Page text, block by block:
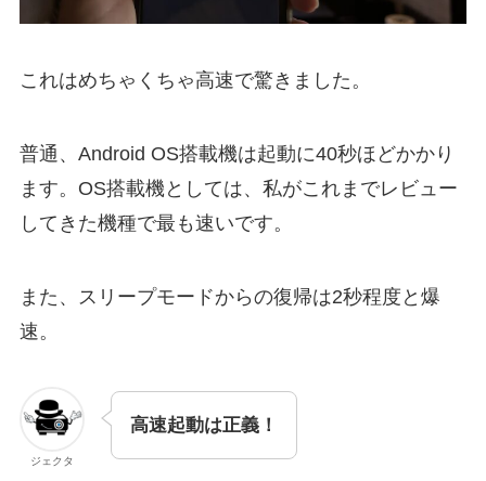
これはめちゃくちゃ高速で驚きました。
普通、Android OS搭載機は起動に40秒ほどかかり
ます。OS搭載機としては、私がこれまでレビュー
してきた機種で最も速いです。
また、スリープモードからの復帰は2秒程度と爆
速。
ジェクタ
高速起動は正義！